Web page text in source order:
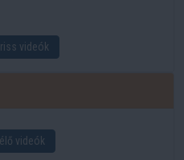
videók
videók